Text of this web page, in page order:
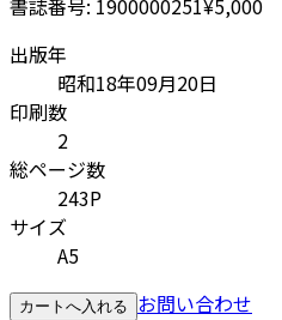
書誌番号: 1900000251¥5,000
出版年
昭和18年09月20日
印刷数
2
総ページ数
243P
サイズ
A5
カートへ入れる お問い合わせ